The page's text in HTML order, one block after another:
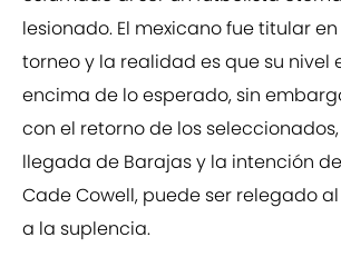
lesionado. El mexicano fue titular
torneo y la realidad es que su nivel
encima de lo esperado, sin
con el retorno de los
llegada de Barajas y la intención
Cade Cowell, puede ser relegado
a la suplencia.